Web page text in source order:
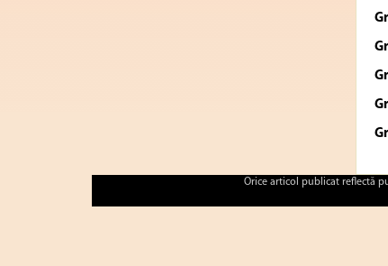
Orice articol publicat reflectă